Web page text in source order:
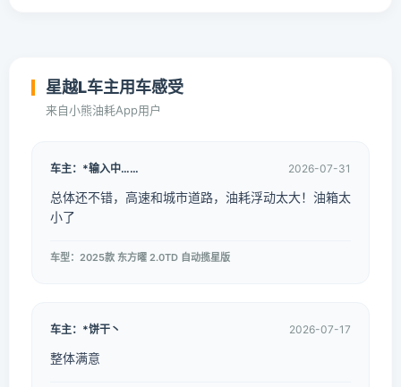
星越L车主用车感受
来自小熊油耗App用户
车主：*输入中…… 2026-07-31
总体还不错，高速和城市道路，油耗浮动太大！油箱太
小了
车型：2025款 东方曜 2.0TD 自动揽星版
车主：*饼干丶 2026-07-17
整体满意